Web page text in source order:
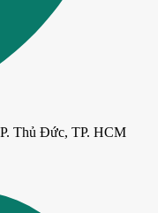
Thủ Đức, TP. HCM